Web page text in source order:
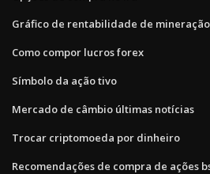
Gráfico de rentabilidade de
Como compor lucros forex
Símbolo da ação tivo
Mercado de câmbio últimas notícias
Trocar criptomoeda por dinheiro
Recomendações de compra de ações